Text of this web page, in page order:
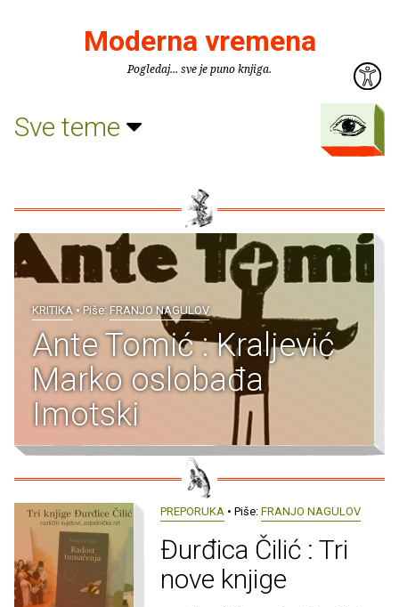
Moderna vremena
Pogledaj... sve je puno knjiga.
Sve teme
KRITIKA• Piše: FRANJO NAGULOV
Ante Tomić : Kraljević
Marko oslobađa
Imotski
PREPORUKA• Piše: FRANJO NAGULOV
Đurđica Čilić : Tri
nove knjige